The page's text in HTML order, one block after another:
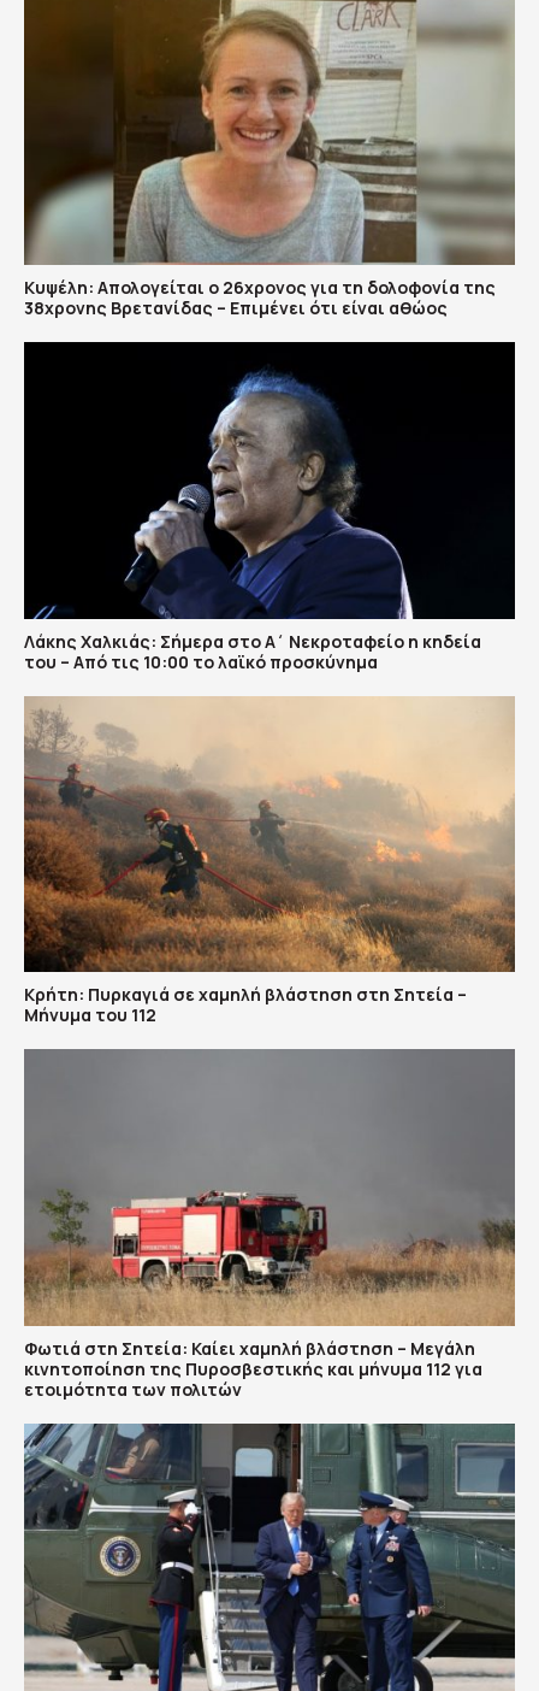
Κυψέλη: Απολογείται ο 26χρονος για τη δολοφονία της
38χρονης Βρετανίδας – Επιμένει ότι είναι αθώος
Λάκης Χαλκιάς: Σήμερα στο Α΄ Νεκροταφείο η κηδεία
του – Από τις 10:00 το λαϊκό προσκύνημα
Κρήτη: Πυρκαγιά σε χαμηλή βλάστηση στη Σητεία –
Μήνυμα του 112
Φωτιά στη Σητεία: Καίει χαμηλή βλάστηση – Μεγάλη
κινητοποίηση της Πυροσβεστικής και μήνυμα 112 για
ετοιμότητα των πολιτών